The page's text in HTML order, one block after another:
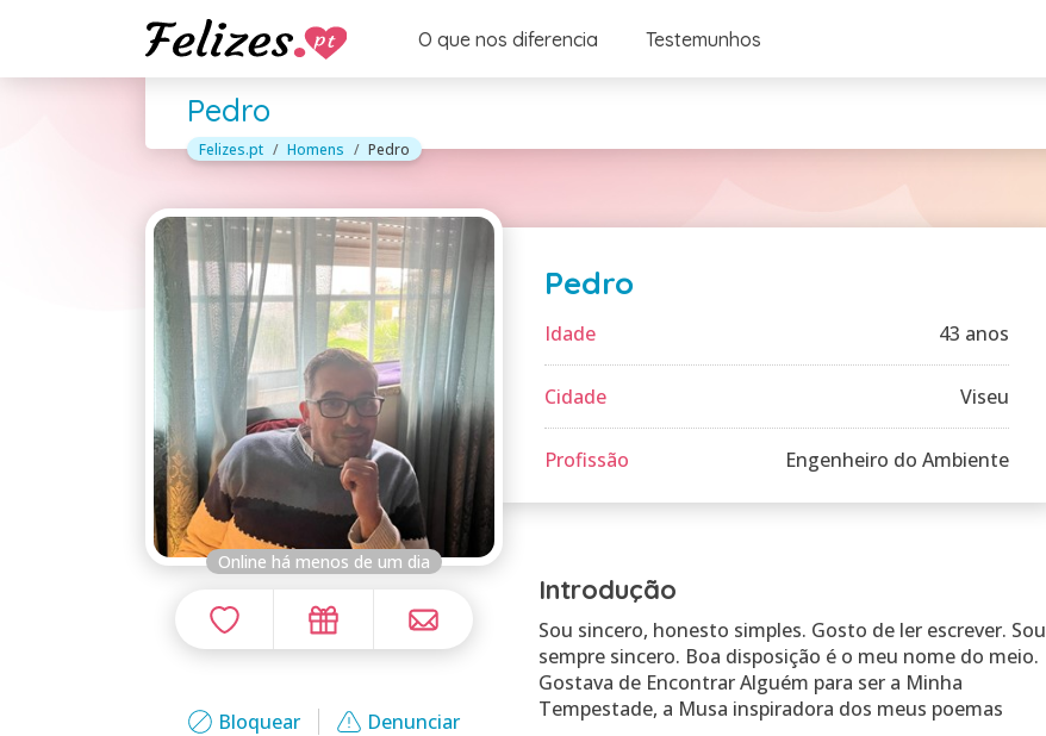
O que nos diferencia Testemunhos
Pedro
Felizes.pt Homens Pedro
Online há menos de um dia
Bloquear Denunciar
Pedro
Idade 43 anos
Cidade Viseu
Profissão Engenheiro do Ambiente
Introdução
Sou sincero, honesto simples. Gosto de ler escrever. Sou
sempre sincero. Boa disposição é o meu nome do meio.
Gostava de Encontrar Alguém para ser a Minha
Tempestade, a Musa inspiradora dos meus poemas